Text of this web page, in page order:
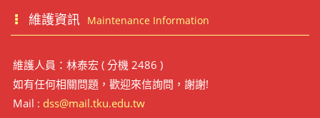
維護資訊 Maintenance Information
維護人員：林泰宏 ( 分機 2486 )
如有任何相關問題，歡迎來信詢問，謝謝!
Mail : dss@mail.tku.edu.tw